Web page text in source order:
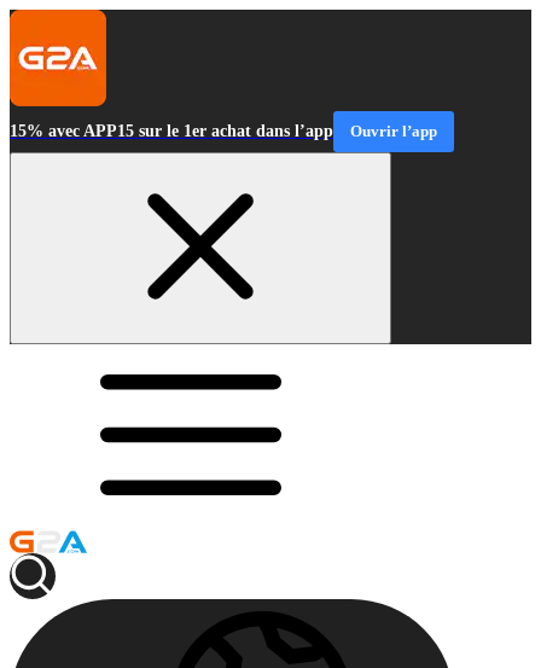
15% avec APP15 sur le 1er achat dans l’app Ouvrir l’app